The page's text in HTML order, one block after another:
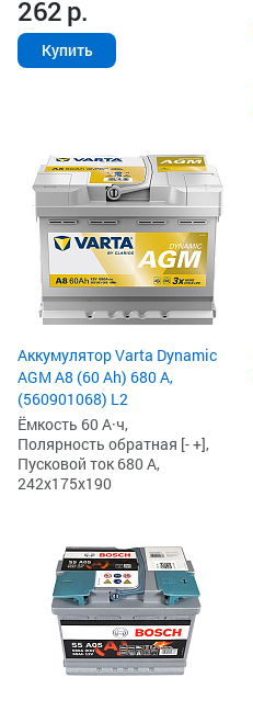
262р.
Купить
Аккумулятор Varta Dynamic
AGM A8 (60 Ah) 680 А,
(560901068) L2
Ёмкость 60 А·ч,
Полярность обратная [- +],
Пусковой ток 680 А,
242x175x190